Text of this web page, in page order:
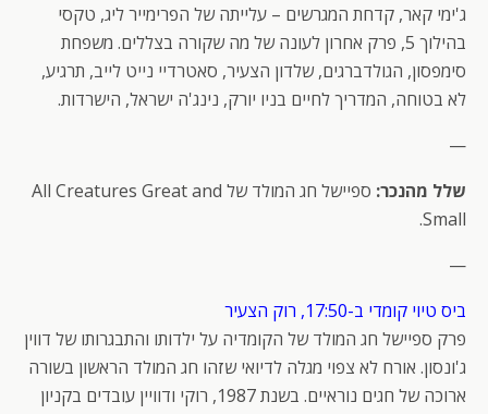
ג'ימי קאר, קדחת המגרשים – עלייתה של הפרימייר ליג, טקסי
בהילוך 5, פרק אחרון לעונה של מה שקורה בצללים. משפחת
סימפסון, הגולדברגים, שלדון הצעיר, סאטרדיי נייט לייב, תרגיע,
לא בטוחה, המדריך לחיים בניו יורק, נינג'ה ישראל, הישרדות.
—
שלל מהנכר:
ספיישל חג המולד של All Creatures Great and
Small.
—
ביס טיוי קומדי ב-17:50, רוק הצעיר
פרק ספיישל חג המולד של הקומדיה על ילדותו והתבגרותו של דווין
ג'ונסון. אורח לא צפוי מגלה לדיואי שזהו חג המולד הראשון בשורה
ארוכה של חגים נוראיים. בשנת 1987, רוקי ודוויין עובדים בקניון